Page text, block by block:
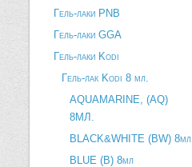
Гель-лаки PNB
Гель-лаки GGA
Гель-лаки Kodi
Гель-лак Kodi 8 мл.
AQUAMARINE, (AQ)
8МЛ.
BLACK&WHITE (BW) 8мл
BLUE (B) 8мл